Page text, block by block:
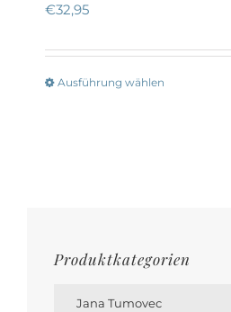
€32,95
Ausführung wählen
Produktkategorien
Jana Tumovec